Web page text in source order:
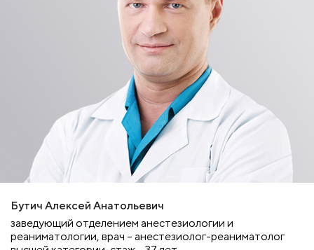
Бутич Алексей Анатольевич
заведующий отделением анестезиологии и
реаниматологии, врач – анестезиолог-реаниматолог